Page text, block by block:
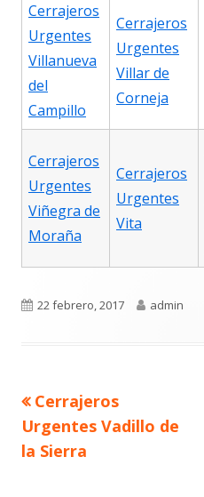
Cerrajeros
Urgentes
Villanueva
del
Campillo
Cerrajeros
Urgentes
Villar de
Corneja
Cerrajeros
Urgentes
Viñegra de
Moraña
Cerrajeros
Urgentes
Vita
Publicado
22 febrero, 2017 Autor
admin
Navegación
de
entradas
Artículo
anterior
Cerrajeros
Urgentes Vadillo de
la Sierra